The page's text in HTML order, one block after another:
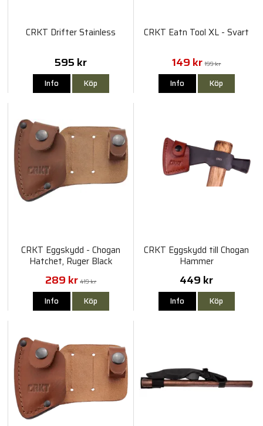
CRKT Drifter Stainless
595 kr
Info Köp
CRKT Eatn Tool XL - Svart
149 kr 199 kr
Info Köp
CRKT Eggskydd - Chogan
Hatchet, Ruger Black
Powder
289 kr 419 kr
Info Köp
CRKT Eggskydd till Chogan
Hammer
449 kr
Info Köp